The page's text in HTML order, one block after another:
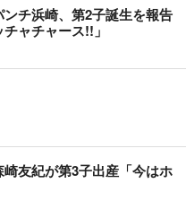
チ浜崎、第2子誕生を報告
チャチャース!!」
友紀が第3子出産「今はホ